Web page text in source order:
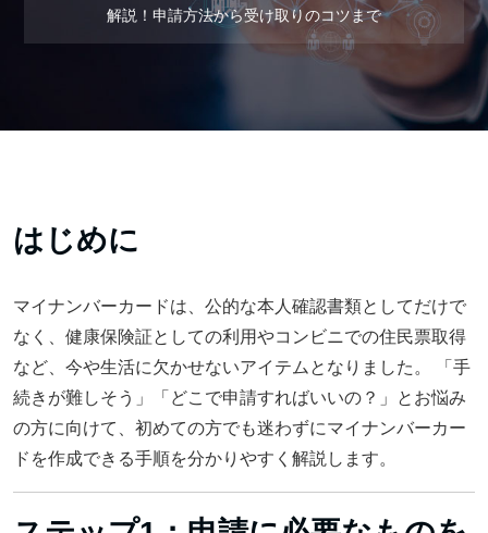
解説！申請方法から受け取りのコツまで
はじめに
マイナンバーカードは、公的な本人確認書類としてだけで
なく、健康保険証としての利用やコンビニでの住民票取得
など、今や生活に欠かせないアイテムとなりました。 「手
続きが難しそう」「どこで申請すればいいの？」とお悩み
の方に向けて、初めての方でも迷わずにマイナンバーカー
ドを作成できる手順を分かりやすく解説します。